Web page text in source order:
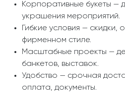
Корпоративные букеты —
украшения мероприятий.
Гибкие условия — скидки,
фирменном стиле.
Масштабные проекты —
банкетов, выставок.
Удобство — срочная
оплата, документы.